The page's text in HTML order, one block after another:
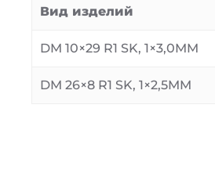
Вид изделий
DM 10×29 R1 SK, 1×3,0MM
DM 26×8 R1 SK, 1×2,5MM